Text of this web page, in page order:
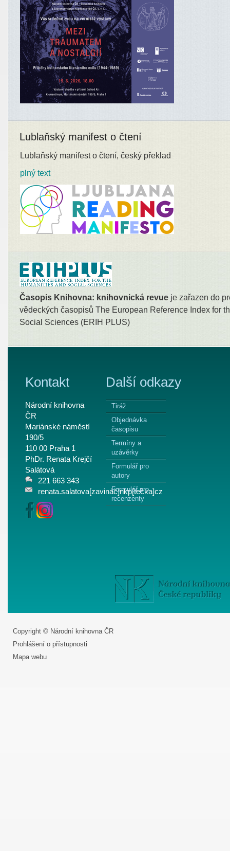
Lublaňský manifest o čtení
Lublaňský manifest o čtení, český překlad
plný text
Časopis Knihovna: knihovnická revue je zařazen do
vědeckých časopisů The European Reference Index for
Social Sciences (ERIH PLUS)
Kontakt
Národní knihovna
ČR
Mariánské náměstí
190/5
110 00 Praha 1
PhDr. Renata Krejčí
Salátová
221 663 343
renata.salatova[zavináč]nkp[tečka]cz
Další odkazy
Tiráž
Objednávka
časopisu
Termíny a
uzávěrky
Formulář pro
autory
Formulář pro
recenzenty
Copyright © Národní knihovna ČR
Prohlášení o přístupnosti
Mapa webu